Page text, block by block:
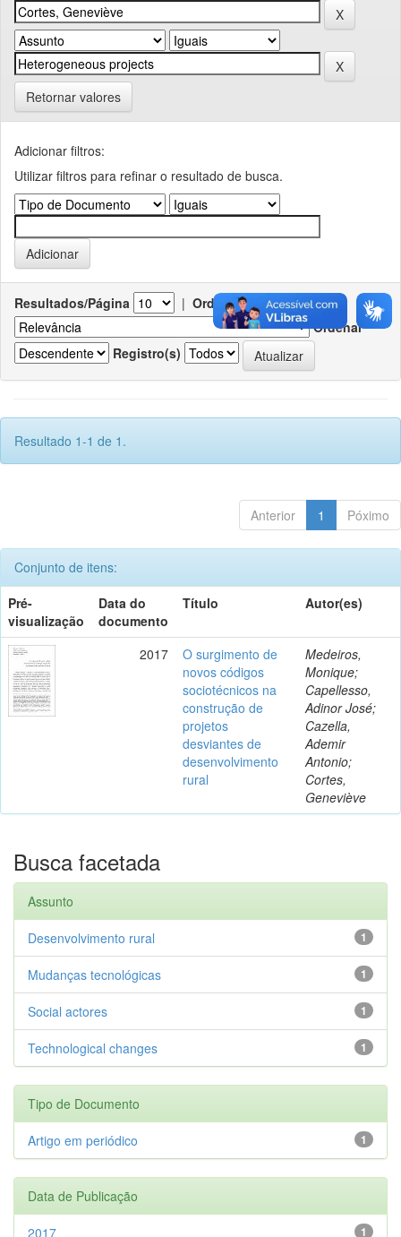
Retornar valores
Adicionar filtros:
Utilizar filtros para refinar o resultado de busca.
Resultados/Página | Ordenar registros por
Ordenar
Registro(s)
Resultado 1-1 de 1.
Anterior 1 Póximo
Conjunto de itens:
Pré-
visualização
Data do
documento
Título Autor(es)
2017
O surgimento de
novos códigos
sociotécnicos na
construção de
projetos
desviantes de
desenvolvimento
rural
Medeiros,
Monique;
Capellesso,
Adinor José;
Cazella,
Ademir
Antonio;
Cortes,
Geneviève
Busca facetada
Assunto
1
Desenvolvimento rural
1
Mudanças tecnológicas
1
Social actores
1
Technological changes
Tipo de Documento
1
Artigo em periódico
Data de Publicação
1
2017